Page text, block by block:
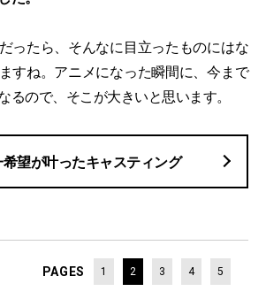
ったら、そんなに目立ったものにはな
すね。アニメになった瞬間に、今まで
るので、そこが大きいと思います。
希望が叶ったキャスティング
PAGES 1 2 3 4 5